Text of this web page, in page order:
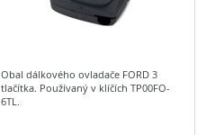
Obal dálkového ovladače FORD 3
tlačítka. Používaný v klíčích TP00FO-
6TL.